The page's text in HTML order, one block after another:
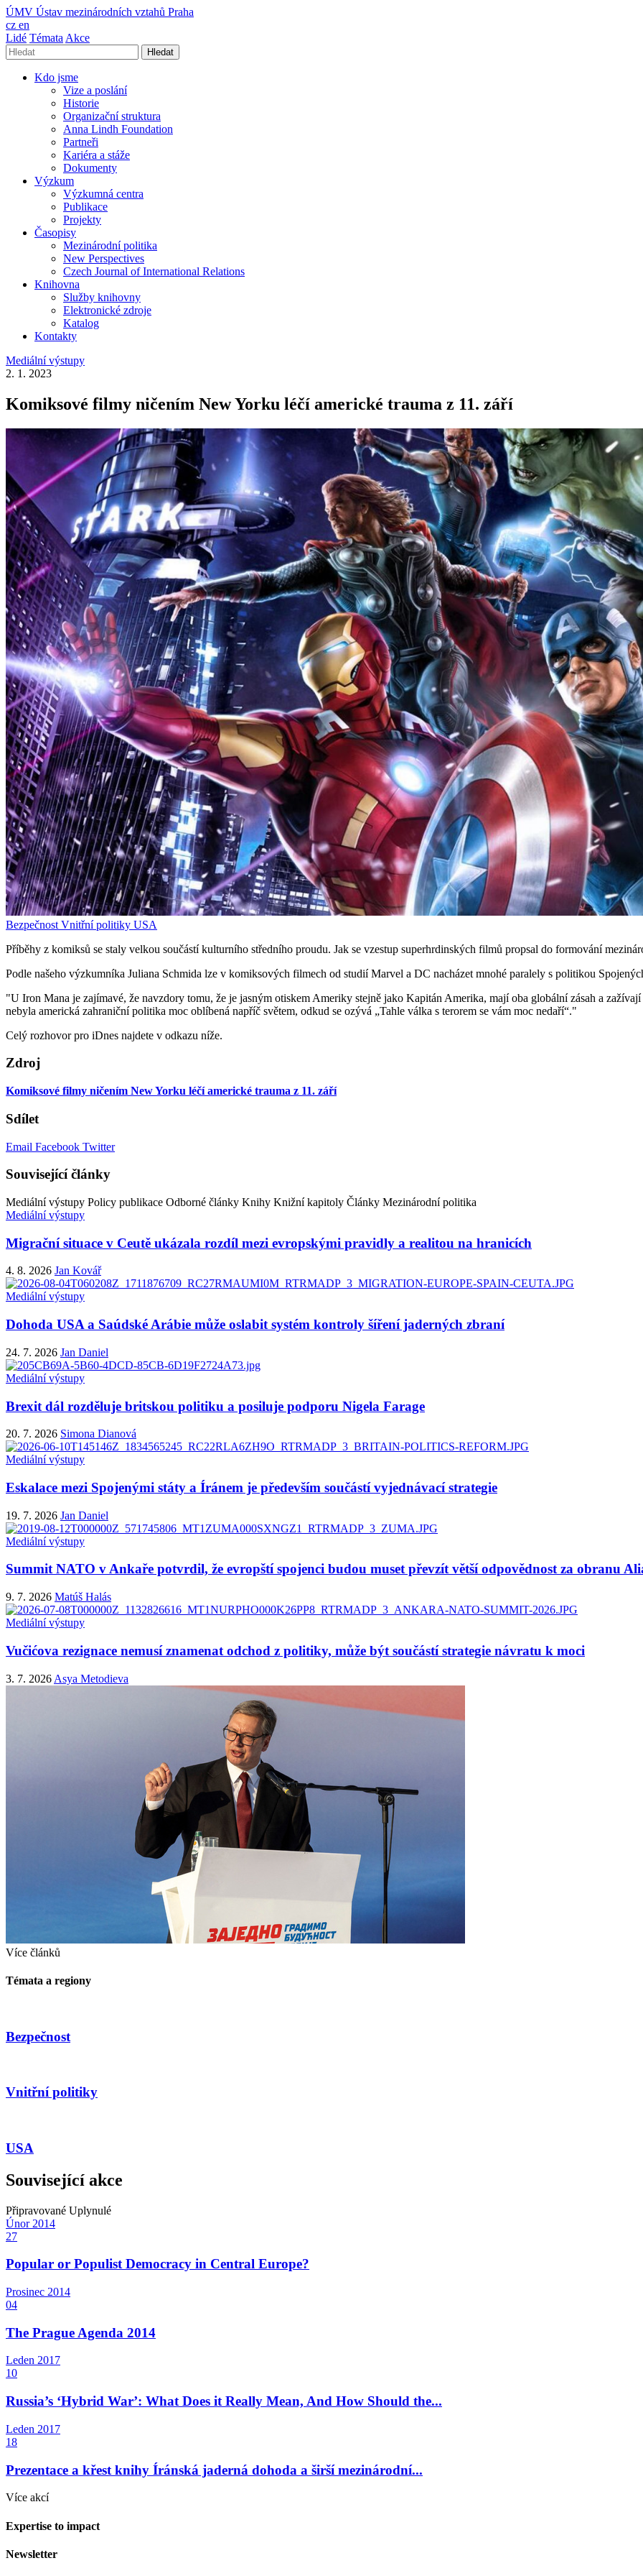
ÚMV Ústav mezinárodních vztahů Praha
cz en
Lidé Témata Akce
Hledat
Kdo jsme
Vize a poslání
Historie
Organizační struktura
Anna Lindh Foundation
Partneři
Kariéra a stáže
Dokumenty
Výzkum
Výzkumná centra
Publikace
Projekty
Časopisy
Mezinárodní politika
New Perspectives
Czech Journal of International Relations
Knihovna
Služby knihovny
Elektronické zdroje
Katalog
Kontakty
Mediální výstupy
2. 1. 2023
Komiksové filmy ničením New Yorku léčí americké trauma z 11. září
Bezpečnost Vnitřní politiky USA
Příběhy z komiksů se staly velkou součástí kulturního středního proudu. Jak se vzestup superhrdinských filmů propsal do formování
Podle našeho výzkumníka Juliana Schmida lze v komiksových filmech od studií Marvel a DC nacházet mnohé paralely s politikou
"U Iron Mana je zajímavé, že navzdory tomu, že je jasným otiskem Ameriky stejně jako Kapitán Amerika, mají oba globální zásah a
nebyla americká zahraniční politika moc oblíbená napříč světem, odkud se ozývá „Tahle válka s terorem se vám moc nedaří“."
Celý rozhovor pro iDnes najdete v odkazu níže.
Zdroj
Komiksové filmy ničením New Yorku léčí americké trauma z 11. září
Sdílet
Email Facebook Twitter
Související články
Mediální výstupy Policy publikace Odborné články Knihy Knižní kapitoly Články Mezinárodní politika
Mediální výstupy
Migrační situace v Ceutě ukázala rozdíl mezi evropskými pravidly a realitou na hranicích
4. 8. 2026 Jan Kovář
Mediální výstupy
Dohoda USA a Saúdské Arábie může oslabit systém kontroly šíření jaderných zbraní
24. 7. 2026 Jan Daniel
Mediální výstupy
Brexit dál rozděluje britskou politiku a posiluje podporu Nigela Farage
20. 7. 2026 Simona Dianová
Mediální výstupy
Eskalace mezi Spojenými státy a Íránem je především součástí vyjednávací strategie
19. 7. 2026 Jan Daniel
Mediální výstupy
Summit NATO v Ankaře potvrdil, že evropští spojenci budou muset převzít větší odpovědnost za obranu
9. 7. 2026 Matúš Halás
Mediální výstupy
Vučićova rezignace nemusí znamenat odchod z politiky, může být součástí strategie návratu k moci
3. 7. 2026 Asya Metodieva
Více článků
Témata a regiony
Bezpečnost
Vnitřní politiky
USA
Související akce
Připravované Uplynulé
Únor 2014
27
Popular or Populist Democracy in Central Europe?
Prosinec 2014
04
The Prague Agenda 2014
Leden 2017
10
Russia’s ‘Hybrid War’: What Does it Really Mean, And How Should the...
Leden 2017
18
Prezentace a křest knihy Íránská jaderná dohoda a širší mezinárodní...
Více akcí
Expertise to impact
Newsletter